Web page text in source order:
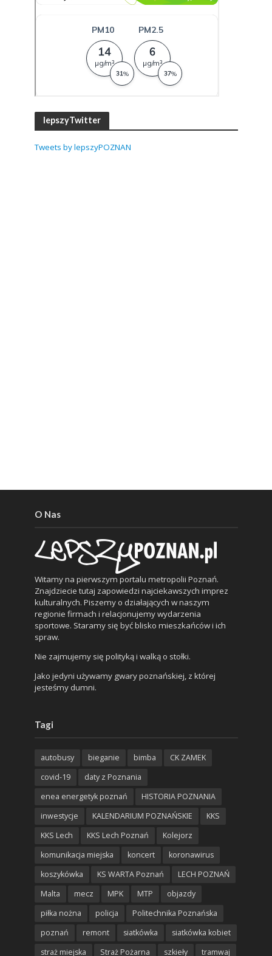
lepszyTwitter
Tweets by lepszyPOZNAN
O Nas
Witamy na pierwszym portalu metropolii Poznań.
Znajdziecie tutaj zapowiedzi najciekawszych imprez
kulturalnych. Piszemy o działających w naszym
regionie firmach i relacjonujemy wydarzenia
sportowe. Staramy się być blisko mieszkańców i ich
spraw.
Nie zajmujemy się polityką i walką o stołki.
Jako jedyni używamy gwary poznańskiej, z której
jesteśmy dumni.
Tagi
autobusy bieganie bimba
CK ZAMEK
covid-19
daty z Poznania
enea energetyk poznań
HISTORIA POZNANIA
inwestycje
KALENDARIUM POZNAŃSKIE
KKS
KKS Lech
KKS Lech Poznań
Kolejorz
komunikacja miejska
koncert
koronawirus
koszykówka
KS WARTA Poznań
LECH POZNAŃ
Malta
mecz MPK MTP
objazdy
piłka nożna
policja
Politechnika Poznańska
poznań
remont siatkówka
siatkówka kobiet
straż miejska
Straż Pożarna szkieły tramwaj